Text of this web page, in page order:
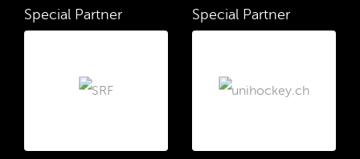
Special Partner Special Partner